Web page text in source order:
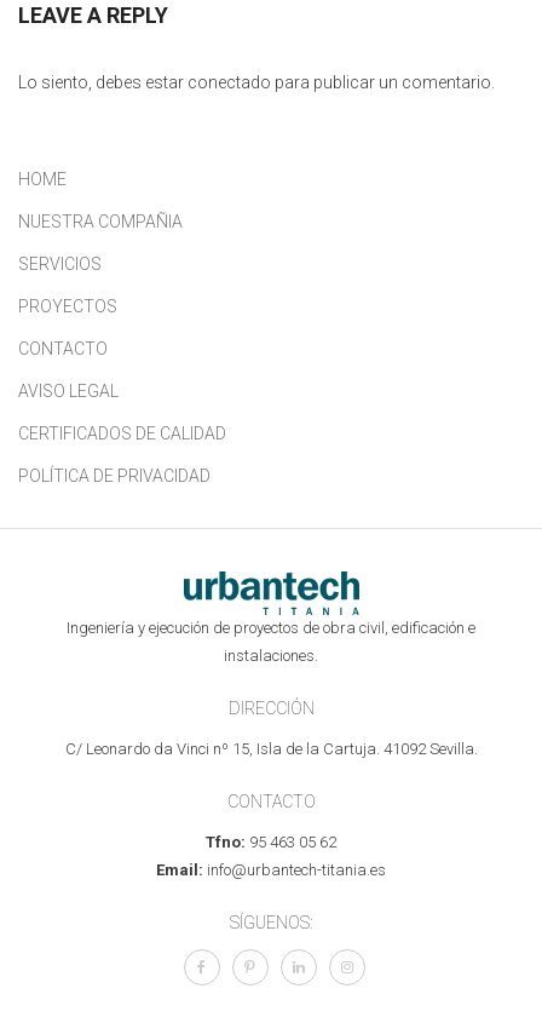
LEAVE A REPLY
Lo siento, debes estar conectado para publicar un comentario.
HOME
NUESTRA COMPAÑIA
SERVICIOS
PROYECTOS
CONTACTO
AVISO LEGAL
CERTIFICADOS DE CALIDAD
POLÍTICA DE PRIVACIDAD
Ingeniería y ejecución de proyectos de obra civil, edificación e
instalaciones.
DIRECCIÓN
C/ Leonardo da Vinci nº 15, Isla de la Cartuja. 41092 Sevilla.
CONTACTO
Tfno: 95 463 05 62
Email: info@urbantech-titania.es
SÍGUENOS: